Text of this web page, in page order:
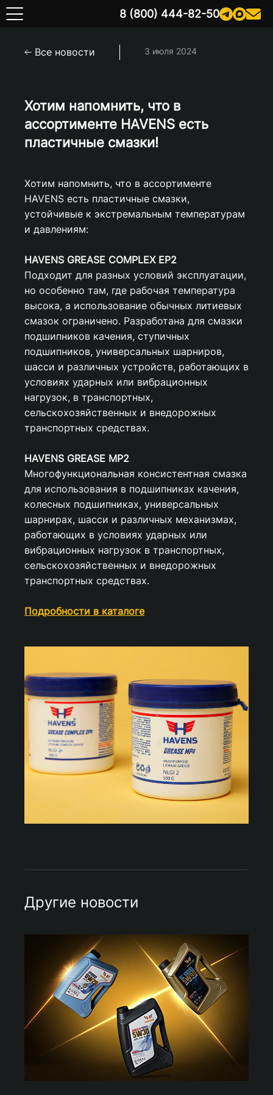
8 (800) 444-82-50
Все новости 3 июля 2024
Хотим напомнить, что в
ассортименте HAVENS есть
пластичные смазки!
Хотим напомнить, что в ассортименте
HAVENS есть пластичные смазки,
устойчивые к экстремальным температурам
и давлениям:
HAVENS GREASE COMPLEX EP2
Подходит для разных условий эксплуатации,
но особенно там, где рабочая температура
высока, а использование обычных литиевых
смазок ограничено. Разработана для смазки
подшипников качения, ступичных
подшипников, универсальных шарниров,
шасси и различных устройств, работающих в
условиях ударных или вибрационных
нагрузок, в транспортных,
сельскохозяйственных и внедорожных
транспортных средствах.
HAVENS GREASE MP2
Многофункциональная консистентная смазка
для использования в подшипниках качения,
колесных подшипниках, универсальных
шарнирах, шасси и различных механизмах,
работающих в условиях ударных или
вибрационных нагрузок в транспортных,
сельскохозяйственных и внедорожных
транспортных средствах.
Подробности в каталоге
Другие новости